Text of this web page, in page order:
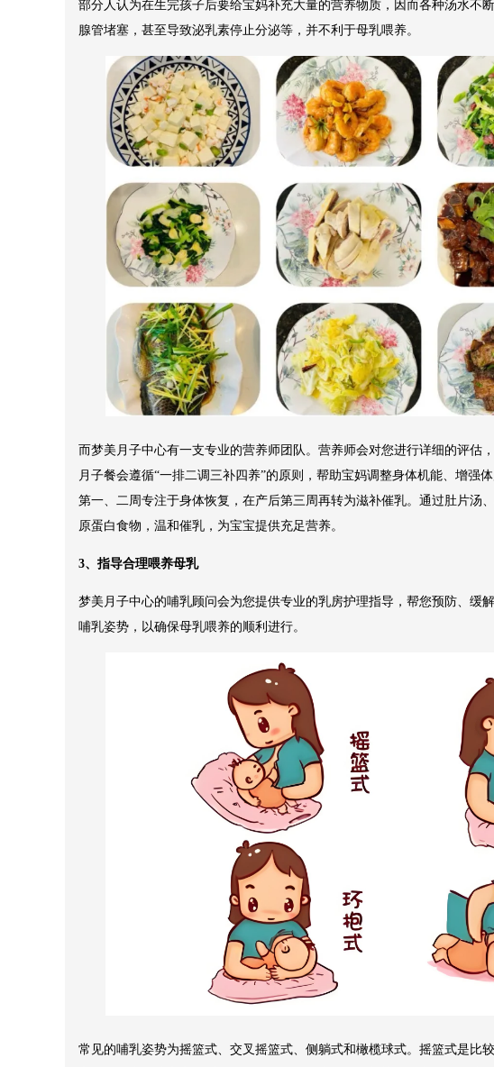
部分人认为在生完孩子后要给宝妈补充大量的营养物质，因而各种汤水不
腺管堵塞，甚至导致泌乳素停止分泌等，并不利于母乳喂养。
而梦美月子中心有一支专业的营养师团队。营养师会对您进行详细的评估
月子餐会遵循“一排二调三补四养”的原则，帮助宝妈调整身体机能、增强
第一、二周专注于身体恢复，在产后第三周再转为滋补催乳。通过肚片汤
原蛋白食物，温和催乳，为宝宝提供充足营养。
3、指导合理喂养母乳
梦美月子中心的哺乳顾问会为您提供专业的乳房护理指导，帮您预防、缓
哺乳姿势，以确保母乳喂养的顺利进行。
常见的哺乳姿势为摇篮式、交叉摇篮式、侧躺式和橄榄球式。摇篮式是比